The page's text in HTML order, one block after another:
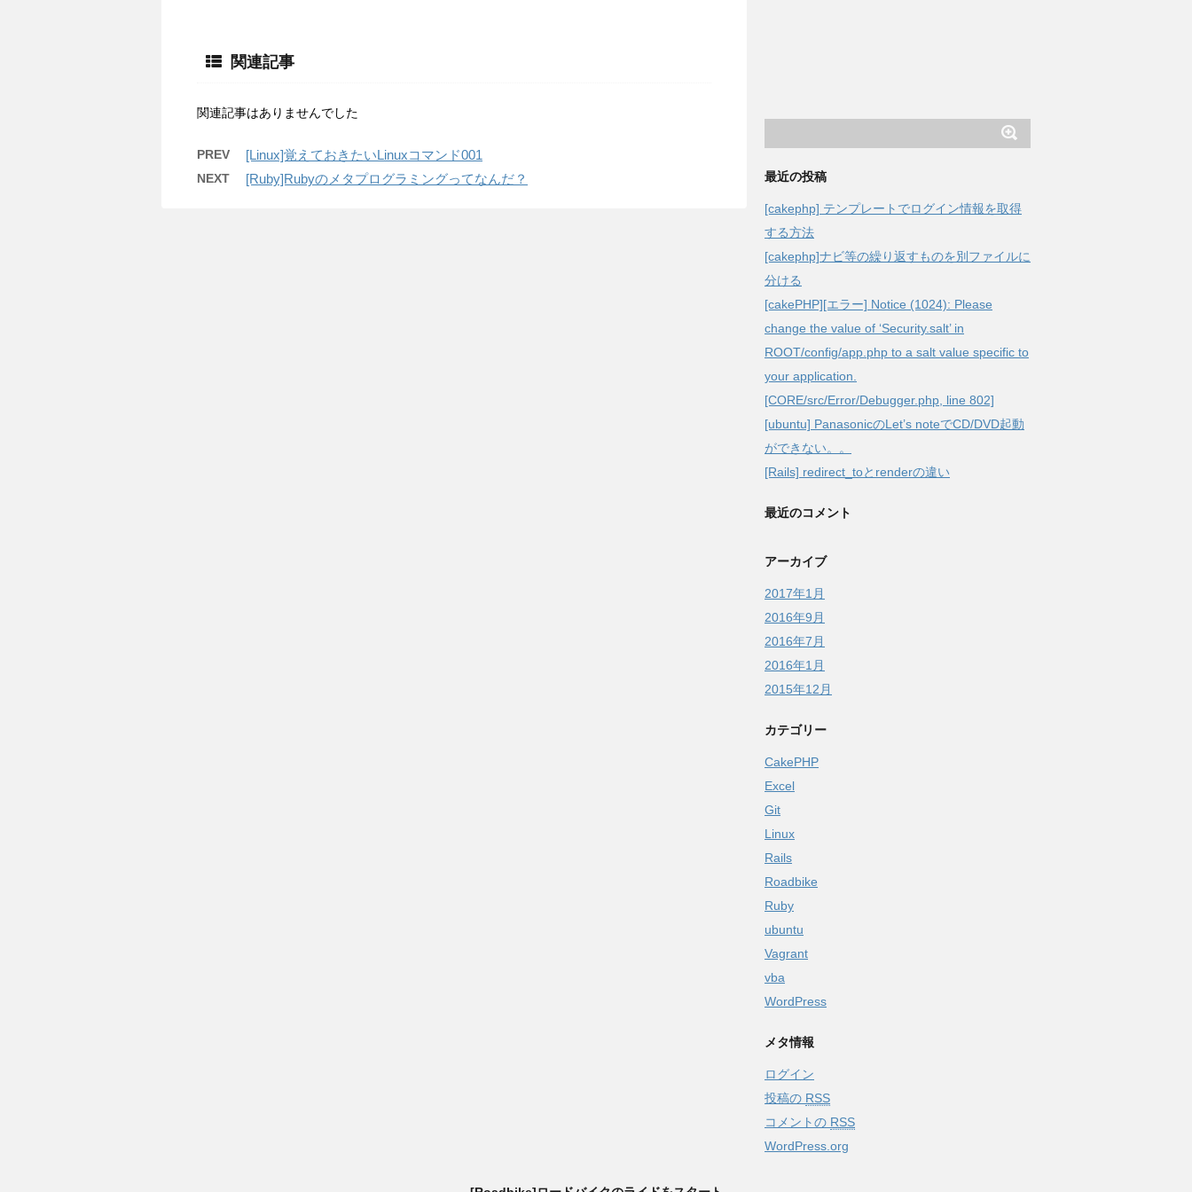
関連記事
関連記事はありませんでした
PREV [Linux]覚えておきたいLinuxコマンド001
NEXT [Ruby]Rubyのメタプログラミングってなんだ？ 最近の投稿
[cakephp] テンプレートでログイン情報を取得
する方法
[cakephp]ナビ等の繰り返すものを別ファイルに
分ける
[cakePHP][エラー] Notice (1024): Please
change the value of ‘Security.salt’ in
ROOT/config/app.php to a salt value specific to
your application.
[CORE/src/Error/Debugger.php, line 802]
[ubuntu] PanasonicのLet’s noteでCD/DVD起動
ができない。。
[Rails] redirect_toとrenderの違い
最近のコメント
アーカイブ
2017年1月
2016年9月
2016年7月
2016年1月
2015年12月
カテゴリー
CakePHP
Excel
Git
Linux
Rails
Roadbike
Ruby
ubuntu
Vagrant
vba
WordPress
メタ情報
ログイン
投稿の RSS
コメントの RSS
WordPress.org